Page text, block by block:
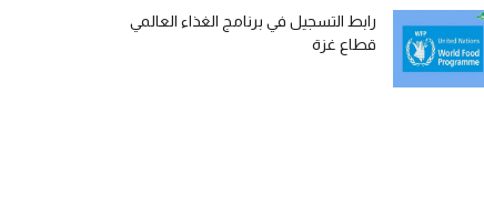
رابط التسجيل في برنامج الغذاء العالمي
قطاع غزة